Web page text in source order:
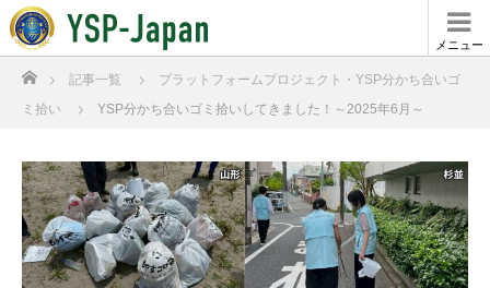
メニュー
ホーム
記事一覧
プラットフォームプロジェクト・YSP分かち合いゴ
ミ拾い
YSP分かち合いゴミ拾いしてきました！～2025年6月～